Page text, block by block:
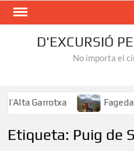
Skip
D'EXCURSIÓ
No importa el
Garrotxa Fageda
Etiqueta: Puig de